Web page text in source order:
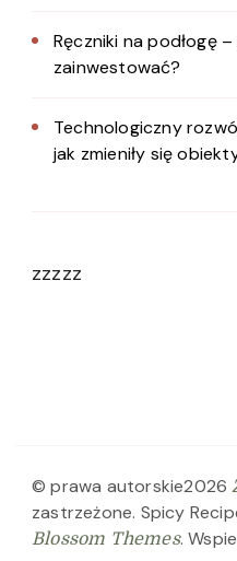
Ręczniki na podłogę
zainwestować?
Technologiczny
jak zmieniły się
zzzzz
© prawa autorskie2026
zastrzeżone. Spicy
Blossom Themes.